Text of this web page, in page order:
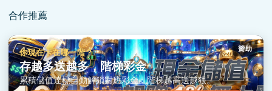
合作推薦
贊助
你現在卡在哪一階？
存越多送越多，階梯彩金
累積儲值達標自動解鎖對應彩金，階梯越高送越狠。